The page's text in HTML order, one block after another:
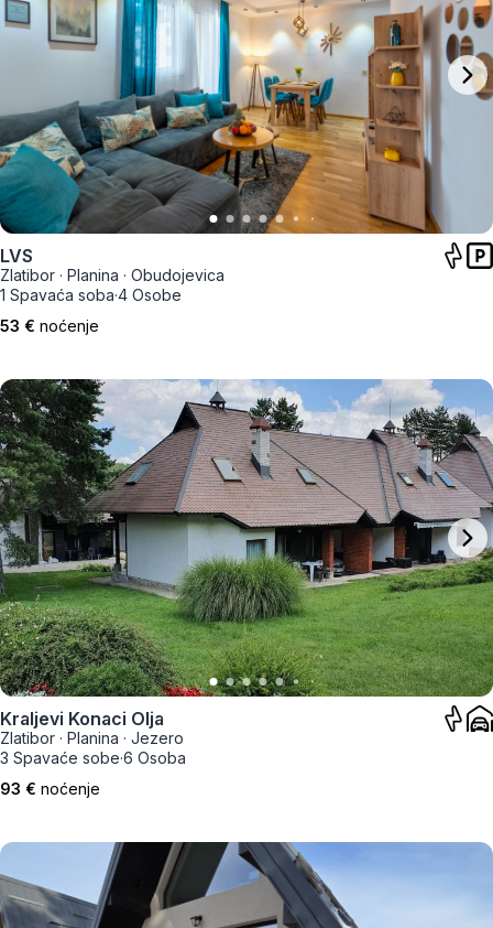
LVS
Zlatibor · Planina · Obudojevica
1 Spavaća soba·4 Osobe
53 € noćenje
Kraljevi Konaci Olja
Zlatibor · Planina · Jezero
3 Spavaće sobe·6 Osoba
93 € noćenje